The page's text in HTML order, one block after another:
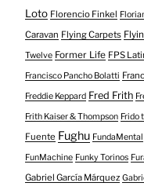
Loto Florencio Finkel
Caravan Flying Carpets
Twelve Former Life FPS
Francisco Pancho Bolatti
Freddie Keppard Fred Frith
Frith Kaiser & Thompson Frido
Fuente Fughu FundaMental
FunMachine Funky Torinos
Gabriel García Márquez